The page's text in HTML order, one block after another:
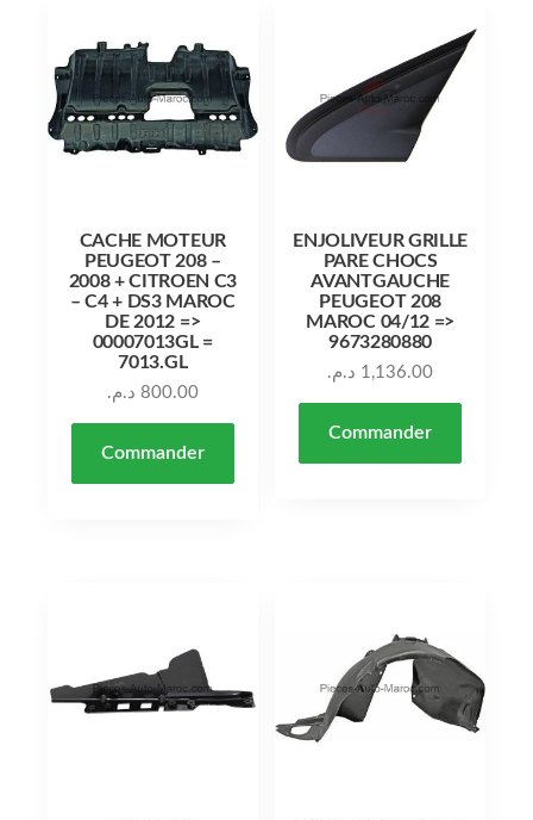
CACHE MOTEUR
PEUGEOT 208 –
2008 + CITROEN C3
– C4 + DS3 MAROC
DE 2012 =>
00007013GL =
7013.GL
800.00 د.م.
Commander
ENJOLIVEUR GRILLE
PARE CHOCS
AVANTGAUCHE
PEUGEOT 208
MAROC 04/12 =>
9673280880
1,136.00 د.م.
Commander